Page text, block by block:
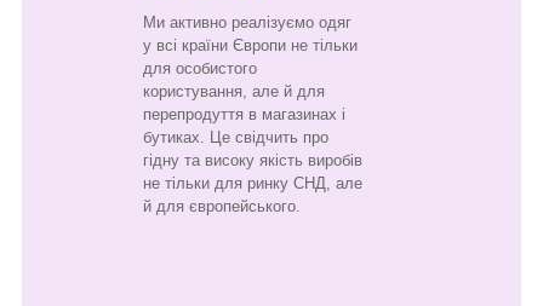
Ми активно реалізуємо одяг
у всі країни Європи не тільки
для особистого
користування, але й для
перепродуття в магазинах і
бутиках. Це свідчить про
гідну та високу якість виробів
не тільки для ринку СНД, але
й для європейського.